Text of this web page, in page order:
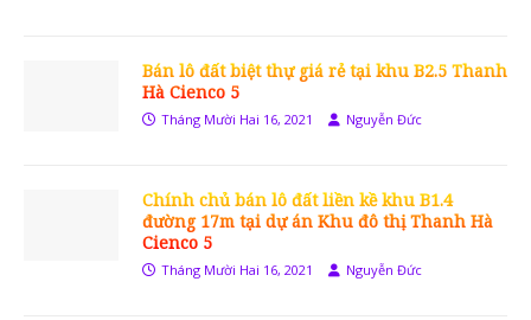
Bán lô đất biệt thự giá rẻ tại khu B2.5 Thanh
Hà Cienco 5
Tháng Mười Hai 16, 2021 Nguyễn Đức
Chính chủ bán lô đất liền kề khu B1.4
đường 17m tại dự án Khu đô thị Thanh Hà
Cienco 5
Tháng Mười Hai 16, 2021 Nguyễn Đức